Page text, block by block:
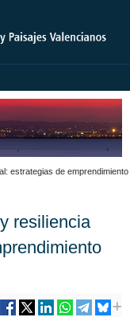
estrategias de emprendimiento
resiliencia